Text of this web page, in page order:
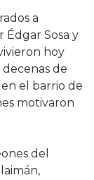
a
Sosa y
hoy
de
el barrio de
motivaron
del